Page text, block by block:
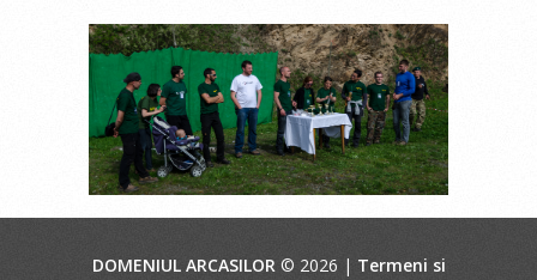
DOMENIUL ARCASILOR© 2026 | Termeni si